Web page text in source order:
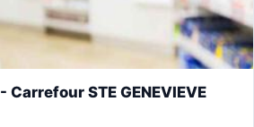
STE GENEVIEVE